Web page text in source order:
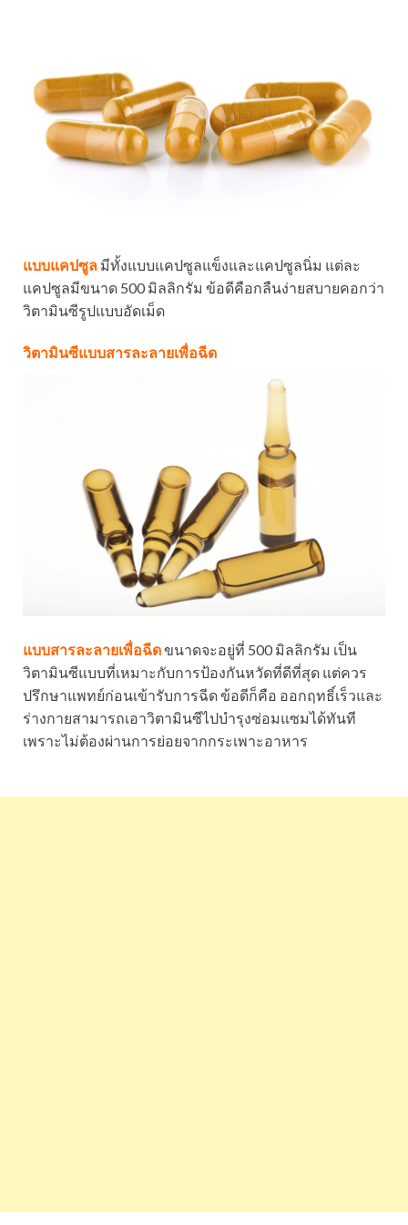
แบบแคปซูล มีทั้งแบบแคปซูลแข็งและแคปซูลนิ่ม แต่ละ
แคปซูลมีขนาด 500 มิลลิกรัม ข้อดีคือกลืนง่ายสบายคอกว่า
วิตามินซีรูปแบบอัดเม็ด
วิตามินซีแบบสารละลายเพื่อฉีด
แบบสารละลายเพื่อฉีดขนาดจะอยู่ที่ 500 มิลลิกรัม เป็น
วิตามินซีแบบที่เหมาะกับการป้องกันหวัดที่ดีที่สุด แต่ควร
ปรึกษาแพทย์ก่อนเข้ารับการฉีด ข้อดีก็คือ ออกฤทธิ์เร็วและ
ร่างกายสามารถเอาวิตามินซีไปบำรุงซ่อมแซมได้ทันที
เพราะไม่ต้องผ่านการย่อยจากกระเพาะอาหาร